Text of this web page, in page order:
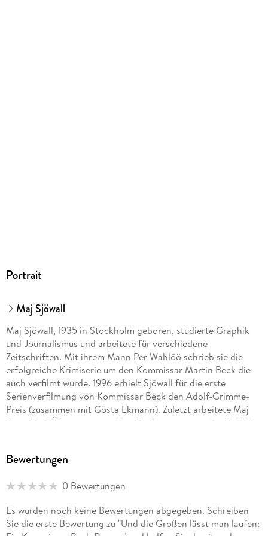
Portrait
Maj Sjöwall
Maj Sjöwall, 1935 in Stockholm geboren, studierte Graphik
und Journalismus und arbeitete für verschiedene
Zeitschriften. Mit ihrem Mann Per Wahlöö schrieb sie die
erfolgreiche Krimiserie um den Kommissar Martin Beck die
auch verfilmt wurde. 1996 erhielt Sjöwall für die erste
Serienverfilmung von Kommissar Beck den Adolf-Grimme-
Preis (zusammen mit Gösta Ekmann). Zuletzt arbeitete Maj
Sjöwall als Übersetzerin in Stockholm, wo sie im April 2020
nach dem Studium der Geschichte als Journalist Karriere. In
vom Franco-Regime ausgewiesen. Nach verschiedenen
Reisen um die halbe Welt ließ er sich wieder in Schweden
Bewertungen
0 Bewertungen
Es wurden noch keine Bewertungen abgegeben. Schreiben
Sie die erste Bewertung zu "Und die Großen lässt man laufen: